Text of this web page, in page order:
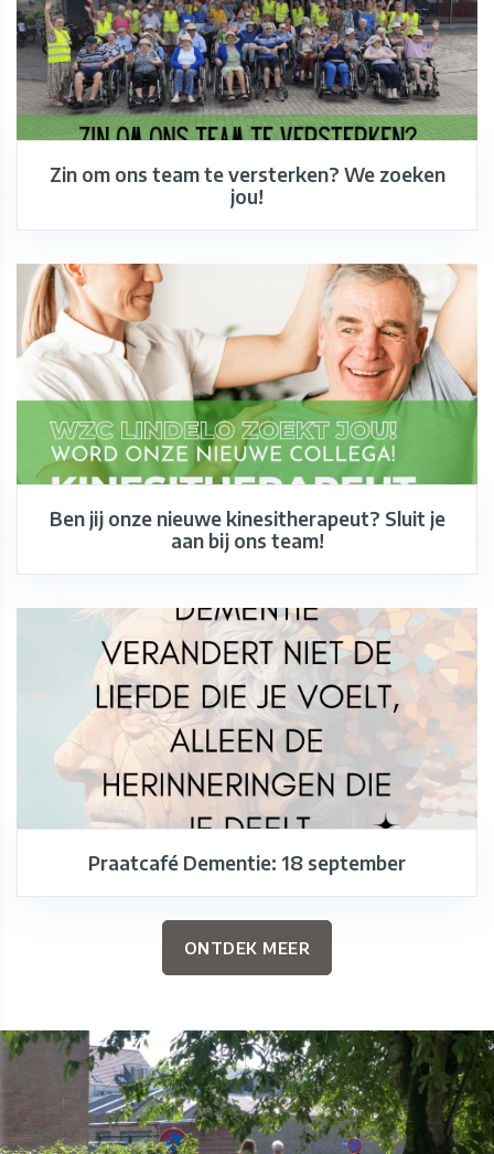
Zin om ons team te versterken? We zoeken
jou!
Ben jij onze nieuwe kinesitherapeut? Sluit je
aan bij ons team!
Praatcafé Dementie: 18 september
ONTDEK MEER